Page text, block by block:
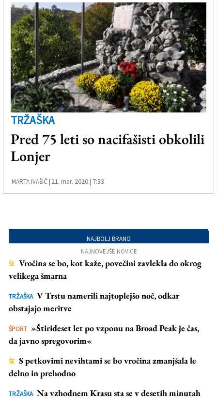
TRŽAŠKA
Pred 75 leti so nacifašisti obkolili
Lonjer
MARTA IVAŠIČ | 21. mar. 2020 | 7:33
NAJBOLJ BRANO
NAJNOVEJŠE NOVICE
ŠE Vročina se bo, kot kaže, povečini zavlekla do okrog
velikega šmarna
TRŽAŠKA V Trstu namerili najtoplejšo noč, odkar
obstajajo meritve
ŠPORT »Štirideset let po vzponu na Broad Peak je čas,
da javno spregovorim«
ŠE S petkovimi nevihtami se bo vročina zmanjšala le
delno in prehodno
TRŽAŠKA Na vzhodnem Krasu sta se v desetih minutah